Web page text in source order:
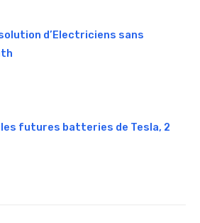
d’Electriciens sans
les futures batteries de Tesla, 2